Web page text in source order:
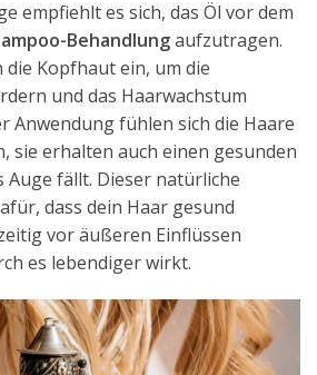
empfiehlt es sich, das Öl vor dem
Behandlungaufzutragen.
Kopfhaut ein, um die
und das Haarwachstum
Anwendung fühlen sich die Haare
sie erhalten auch einen gesunden
Auge fällt. Dieser natürliche
dass dein Haar gesund
vor äußeren Einflüssen
es lebendiger wirkt.